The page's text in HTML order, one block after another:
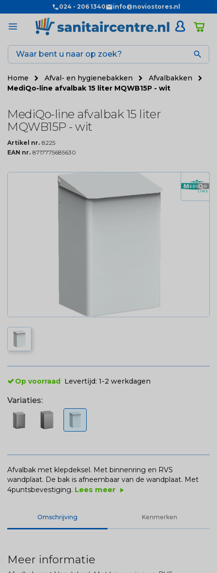
024 - 206 1340 info@noviostores.nl

Home Afval- en hygienebakken
Afvalbakken
MediQo-line afvalbak 15 liter MQWB15P - wit
MediQo-line afvalbak 15 liter
MQWB15P - wit
Artikel nr. 8225
EAN nr. 8717775685630
Op voorraad Levertijd: 1-2 werkdagen
Variaties:
Afvalbak met klepdeksel. Met binnenring en RVS
wandplaat. De bak is afneembaar van de wandplaat. Met
4puntsbevestiging. Lees meer play_arrow
Omschrijving Kenmerken
Meer informatie